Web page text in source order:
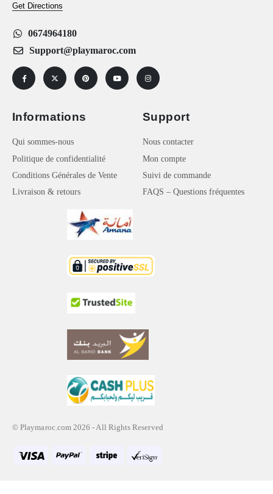
Get Directions
0674964180
Support@playmaroc.com
Informations
Qui sommes-nous
Politique de confidentialité
Conditions Générales de Vente
Livraison & retours
Support
Nous contacter
Mon compte
Suivi de commande
FAQS – Questions fréquentes
© Playmaroc.com 2026 - All Rights Reserved